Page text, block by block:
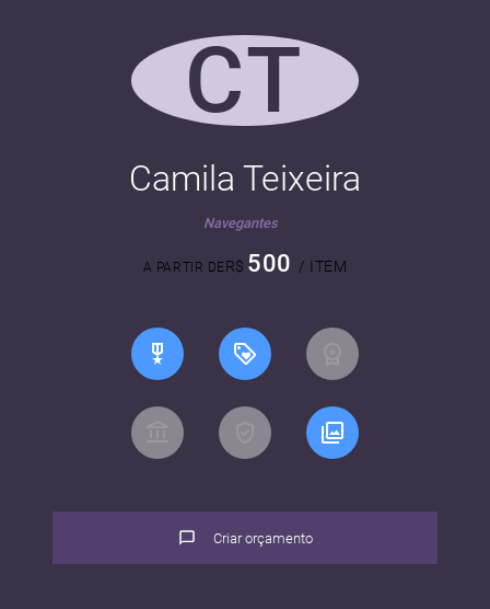
CT
Camila Teixeira
Navegantes
A PARTIR DER$ 500 / ITEM
Criar orçamento